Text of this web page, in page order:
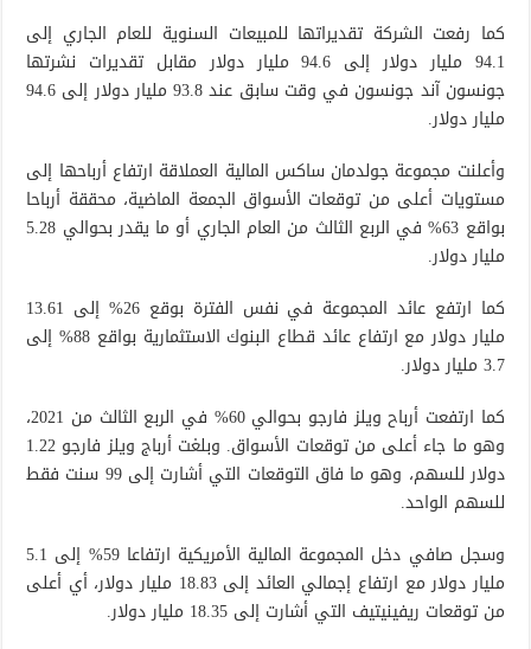
كما رفعت الشركة تقديراتها للمبيعات السنوية للعام الجاري إلى
94.1 مليار دولار إلى 94.6 مليار دولار مقابل تقديرات نشرتها
جونسون آند جونسون في وقت سابق عند 93.8 مليار دولار إلى 94.6
مليار دولار.
وأعلنت مجموعة جولدمان ساكس المالية العملاقة ارتفاع أرباحها إلى
مستويات أعلى من توقعات الأسواق الجمعة الماضية، محققة أرباحا
بواقع 63% في الربع الثالث من العام الجاري أو ما يقدر بحوالي 5.28
مليار دولار.
كما ارتفع عائد المجموعة في نفس الفترة بوقع 26% إلى 13.61
مليار دولار مع ارتفاع عائد قطاع البنوك الاستثمارية بواقع 88% إلى
3.7 مليار دولار.
كما ارتفعت أرباح ويلز فارجو بحوالي 60% في الربع الثالث من 2021،
وهو ما جاء أعلى من توقعات الأسواق. وبلغت أرباج ويلز فارجو 1.22
دولار للسهم، وهو ما فاق التوقعات التي أشارت إلى 99 سنت فقط
للسهم الواحد.
وسجل صافي دخل المجموعة المالية الأمريكية ارتفاعا 59% إلى 5.1
مليار دولار مع ارتفاع إجمالي العائد إلى 18.83 مليار دولار، أي أعلى
من توقعات ريفينيتيف التي أشارت إلى 18.35 مليار دولار.